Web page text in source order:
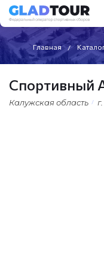
Главная
Спортивный
Калужская область